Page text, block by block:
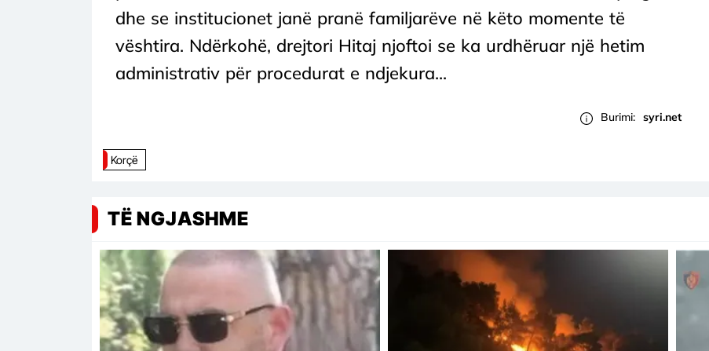
dhe se institucionet janë pranë familjarëve në këto momente të
vështira. Ndërkohë, drejtori Hitaj njoftoi se ka urdhëruar një hetim
administrativ për procedurat e ndjekura...
Burimi: syri.net
Korçë
TË NGJASHME